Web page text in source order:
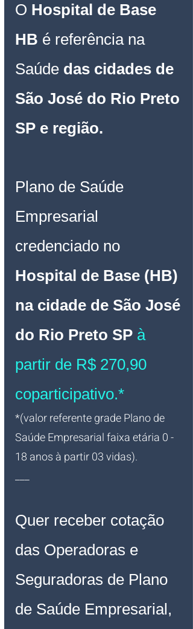
O Hospital de Base
HB é referência na
Saúde das cidades de
São José do Rio Preto
SP e região.
Plano de Saúde
Empresarial
credenciado no
Hospital de Base (HB)
na cidade de São José
do Rio Preto SP à
partir de R$ 270,90
coparticipativo.*
*(valor referente grade Plano de
Saúde Empresarial faixa etária 0 -
18 anos à partir 03 vidas).
___
Quer receber cotação
das Operadoras e
Seguradoras de Plano
de Saúde Empresarial,